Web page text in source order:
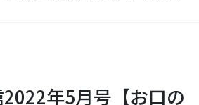
年5月号【お口の